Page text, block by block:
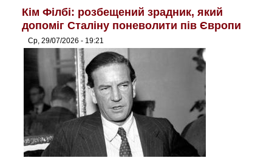
Кім Філбі: розбещений зрадник, який
допоміг Сталіну поневолити пів Європи
Ср, 29/07/2026 - 19:21